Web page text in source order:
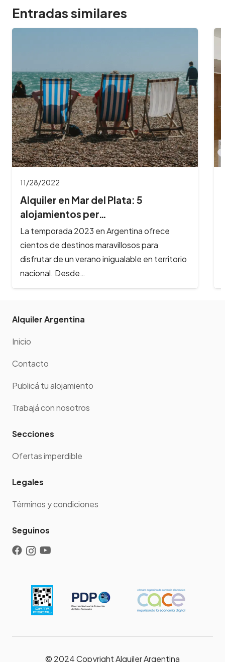
Entradas similares
11/28/2022
Alquiler en Mar del Plata: 5
alojamientos per…
La temporada 2023 en Argentina ofrece
cientos de destinos maravillosos para
disfrutar de un verano inigualable en territorio
nacional. Desde…
Alquiler Argentina
Inicio
Contacto
Publicá tu alojamiento
Trabajá con nosotros
Secciones
Ofertas imperdible
Legales
Términos y condiciones
Seguinos
© 2024 Copyright Alquiler Argentina